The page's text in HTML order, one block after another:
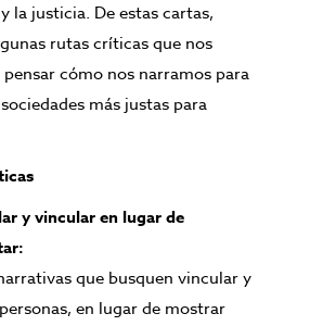
la justicia. De estas cartas,
rutas críticas que nos
cómo nos narramos para
más justas para
y vincular en lugar de
que busquen vincular y
en lugar de mostrar